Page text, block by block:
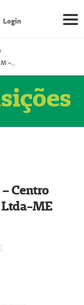
Login
Prestador CERPAM – Centro de Reabilitação S/S Ltda-ME (52004274-8)
Centro
Ltda-ME